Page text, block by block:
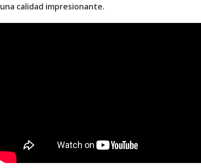
una calidad impresionante.